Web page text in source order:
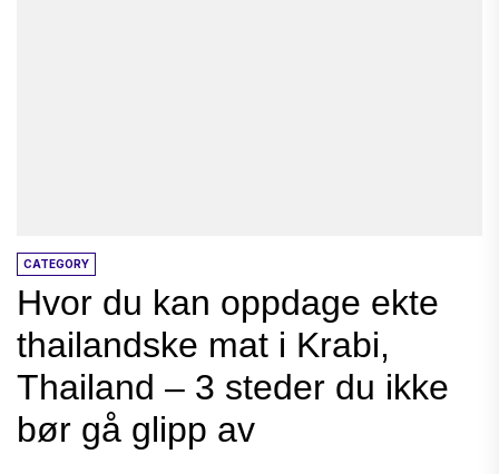
CATEGORY
Hvor du kan oppdage ekte
thailandske mat i Krabi,
Thailand – 3 steder du ikke
bør gå glipp av